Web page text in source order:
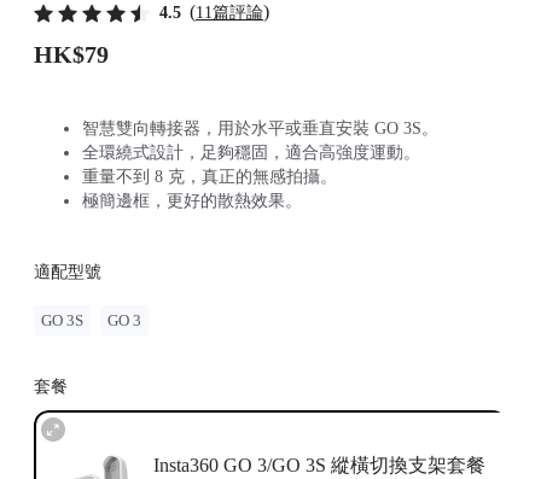
4.5 (11篇評論)
HK$79
智慧雙向轉接器，用於水平或垂直安裝 GO 3S。
全環繞式設計，足夠穩固，適合高強度運動。
重量不到 8 克，真正的無感拍攝。
極簡邊框，更好的散熱效果。
適配型號
GO 3S GO 3
套餐
Insta360 GO 3/GO 3S 縱橫切換支架套餐